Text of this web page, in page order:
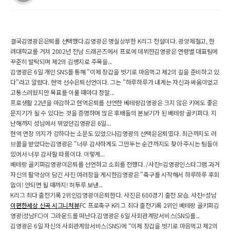
결국김영광은은퇴를 선택했다.김영광은 명실상부한 K리그 전설이다. 광양제철고, 한
려대학교를 거쳐 2002년 전남 드래곤즈에서 프로에 데뷔한김영광은 연령별 대표팀에
꾸준히 발탁되며 제2의 김병지로 주목을...
김영광은 6일 개인 SNS를 통해 "이제 장갑을 벗기로 마음먹고 제2의 길을 준비하고 있
다"라고 알렸다. 현역 선수은퇴선언이다. 그는 "하루하루가 내게는 자신과 싸움이었고
고통스러웠지만 목표를 이룰 때마다 정말...
프로생활 22년을 마감하고 현역은퇴를 선언한 베테랑김영광은 크지 않은 키에도 좋은
문지기가 될 수 있다는 것을 증명하며 많은 후배들의 본보기가 된 베테랑 골키퍼다. 지
난해까지 성남에서 뛰었던김영광은 6일...
현역 연장 의지가 강하다는 소문도 있었으나김영광의 선택은은퇴였다. 최근까지도 러
브콜을 받았다는김영광은 "너무 감사하게도 그만두는 순간까지도 찾아 주시는 팀들이
있어서 너무 감사할 따름이다. 이렇게...
베테랑 골키퍼김영광이은퇴를 선언하고 소회를 전했다. /사진=김영광인스타그램 과거
자신의 활약상이 담긴 사진 여러장을 게시한김영광은 "축구를 시작해서 하루하루 후회
없이! 안되면 될 때까지! 허투루 보낸...
K리그 최다 출전기록 2위인김영광이은퇴한다. 사진은 600경기 출전 모습. 사진=성남
이편한세상 신곡 시그니처뷰FC 프로축구 K리그 최다 출전기록 2위인 베테랑 골키퍼김
영광(성남FC)이 그라운드를 떠난다.김영광은 6일 사회관계망서비스(SNS)를...
김영광은 6일 자신의 사회관계망서비스(SNS)에 “이제 장갑을 벗기로 마음먹고 제2의